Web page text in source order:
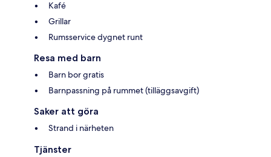
Kafé
Grillar
Rumsservice dygnet runt
Resa med barn
Barn bor gratis
Barnpassning på rummet (tilläggsavgift)
Saker att göra
Strand i närheten
Tjänster